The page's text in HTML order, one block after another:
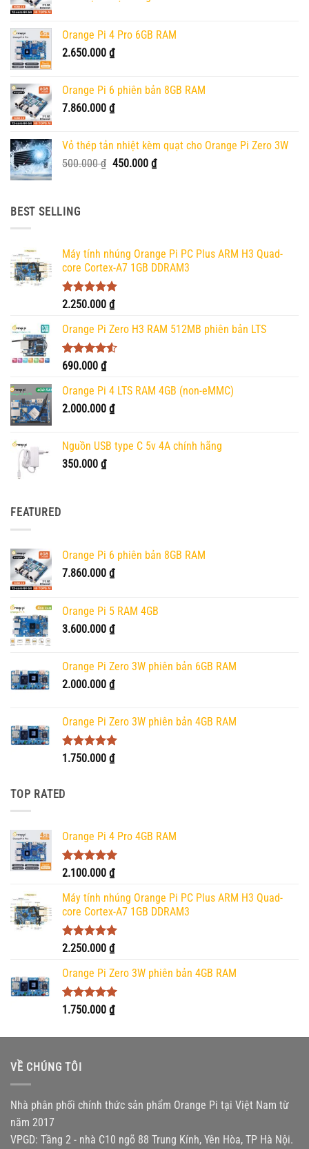
Orange Pi 4 Pro 6GB RAM
2.650.000 ₫
Orange Pi 6 phiên bản 8GB RAM
7.860.000 ₫
Vỏ thép tản nhiệt kèm quạt cho Orange Pi Zero 3W
500.000₫ Giá
450.000 ₫Giá
BEST SELLING
Máy tính nhúng Orange Pi PC Plus ARM H3 Quad-
core Cortex-A7 1GB DDRAM3
Được xếp
5 sao
2.250.000 ₫
Orange Pi Zero H3 RAM 512MB phiên bản LTS
Được xếp
4.50
5 sao
690.000 ₫
Orange Pi 4 LTS RAM 4GB (non-eMMC)
2.000.000 ₫
Nguồn USB type C 5v 4A chính hãng
350.000 ₫
FEATURED
Orange Pi 6 phiên bản 8GB RAM
7.860.000 ₫
Orange Pi 5 RAM 4GB
3.600.000 ₫
Orange Pi Zero 3W phiên bản 6GB RAM
2.000.000 ₫
Orange Pi Zero 3W phiên bản 4GB RAM
Được xếp
1.750.000 ₫
TOP RATED
Orange Pi 4 Pro 4GB RAM
Được xếp
5 sao
2.100.000 ₫
Máy tính nhúng Orange Pi PC Plus ARM H3 Quad-
core Cortex-A7 1GB DDRAM3
Được xếp
5 sao
2.250.000 ₫
Orange Pi Zero 3W phiên bản 4GB RAM
Được xếp
1.750.000 ₫
VỀ CHÚNG TÔI
Nhà phân phối chính thức sản phẩm Orange Pi tại Việt Nam từ
năm 2017
VPGD: Tầng 2 - nhà C10 ngõ 88 Trung Kính, Yên Hòa, TP Hà Nội.